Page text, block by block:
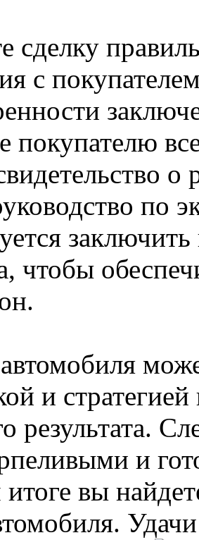
сделку
с
покупателю
о
по
чтобы
и
результата.
и
вы